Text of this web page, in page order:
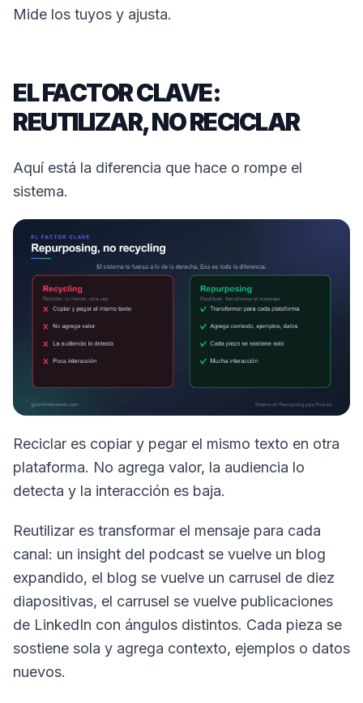
Mide los tuyos y ajusta.
EL FACTOR CLAVE:
REUTILIZAR, NO RECICLAR
Aquí está la diferencia que hace o rompe el
sistema.
Reciclar es copiar y pegar el mismo texto en otra
plataforma. No agrega valor, la audiencia lo
detecta y la interacción es baja.
Reutilizar es transformar el mensaje para cada
canal: un insight del podcast se vuelve un blog
expandido, el blog se vuelve un carrusel de diez
diapositivas, el carrusel se vuelve publicaciones
de LinkedIn con ángulos distintos. Cada pieza se
sostiene sola y agrega contexto, ejemplos o datos
nuevos.